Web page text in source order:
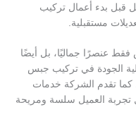
قبل بدء أعمال تركيب
مستقبلية.
عنصرًا جماليًا، بل أيضًا
الجودة في تركيب جبس
كما تقدم الشركة خدمات
تجربة العميل سلسة ومريحة